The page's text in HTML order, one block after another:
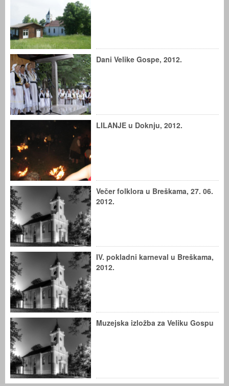
Dani Velike Gospe, 2012.
LILANJE u Doknju, 2012.
Večer folklora u Breškama, 27. 06.
2012.
IV. pokladni karneval u Breškama,
2012.
Muzejska izložba za Veliku Gospu